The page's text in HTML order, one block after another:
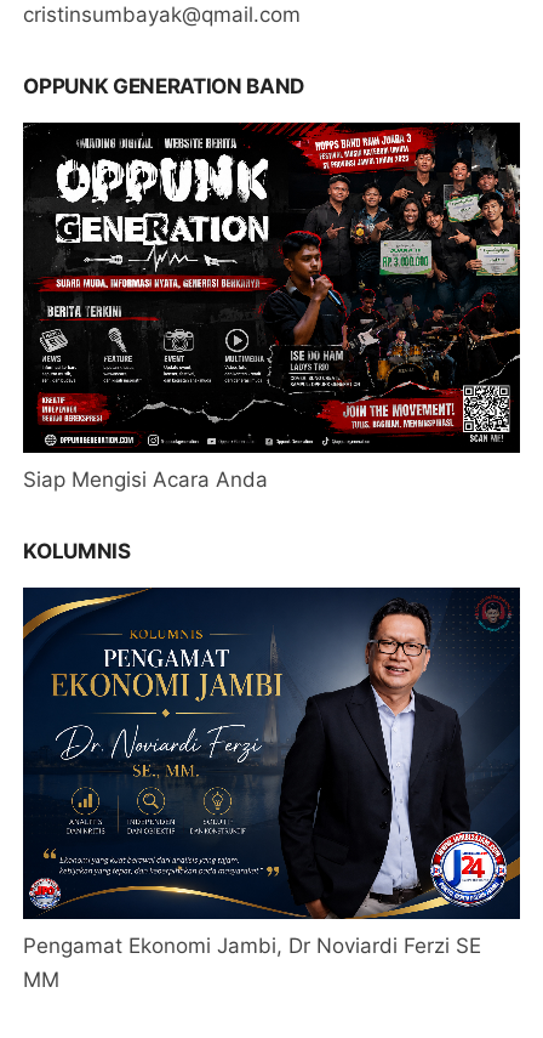
cristinsumbayak@qmail.com
OPPUNK GENERATION BAND
Siap Mengisi Acara Anda
KOLUMNIS
Pengamat Ekonomi Jambi, Dr Noviardi Ferzi SE
MM